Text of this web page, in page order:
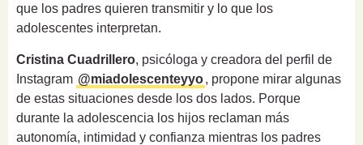
que los padres quieren transmitir y lo que los
adolescentes interpretan.
Cristina Cuadrillero, psicóloga y creadora del perfil de
Instagram @miadolescenteyyo, propone mirar algunas
de estas situaciones desde los dos lados. Porque
durante la adolescencia los hijos reclaman más
autonomía, intimidad y confianza mientras los padres